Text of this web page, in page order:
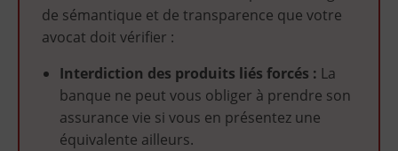
de sémantique et de transparence que votre
avocat doit vérifier :
Interdiction des produits liés forcés : La
banque ne peut vous obliger à prendre son
assurance vie si vous en présentez une
équivalente ailleurs.